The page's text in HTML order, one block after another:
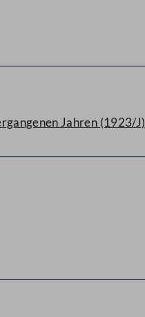
Jahren (1923/J)